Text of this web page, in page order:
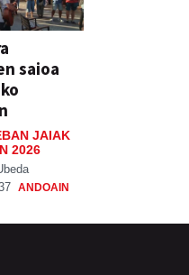
saioa
JAIAK
2026
ANDOAIN